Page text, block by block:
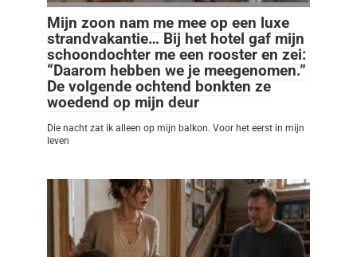
Mijn zoon nam me mee op een luxe
strandvakantie… Bij het hotel gaf mijn
schoondochter me een rooster en zei:
“Daarom hebben we je meegenomen.”
De volgende ochtend bonkten ze
woedend op mijn deur
Die nacht zat ik alleen op mijn balkon. Voor het eerst in mijn
leven